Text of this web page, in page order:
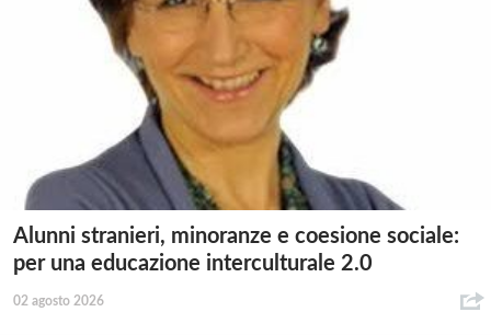
Alunni stranieri, minoranze e coesione sociale:
per una educazione interculturale 2.0
02 agosto 2026